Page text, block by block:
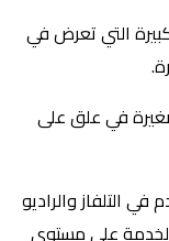
التي تعرض في
في علق على
في التلفاز والراديو
الخدمة على مستوى